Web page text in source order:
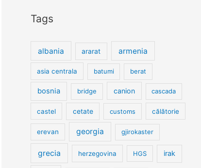
Tags
albania ararat armenia
asia centrala batumi berat
bosnia bridge canion cascada
castel cetate customs călătorie
erevan georgia gjirokaster
grecia herzegovina HGS irak